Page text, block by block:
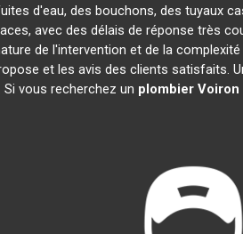
d'eau, des bouchons, des tuyaux
avec des délais de réponse très
de l'intervention et de la
et les avis des clients satisfaits.
vous recherchez un plombier Voiron